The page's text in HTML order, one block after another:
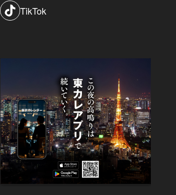
【受付終了】6/25 (木)『東カレBar』
開催決定！銀座の夜景を味方に、上
質な出会いを
#イベント
新宿』
トップ
TikTok